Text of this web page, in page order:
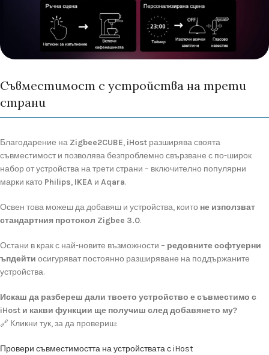
Съвместимост с устройства на трети
страни
Благодарение на Zigbee2CUBE, iHost разширявасвоята
съвместимост и позволява безпроблемно свързване с по-широк
наборотустройства натрети страни – включително популярни
марки като Philips, IKEA и Aqara.
Освен това можешдадобавяш и устройства, които не използват
стандартния протокол Zigbee 3.0.
Остани в кракс най-новите възможности – редовнитесофтуерни
ъпдейти осигуряват постоянно разширяване на поддържаните
устройства.
Искаш да разбереш дали твоето устройство есъвместимо с
iHost и какви функции ще получиш следдобавянето му?
🔗 Кликни тук,зада провериш:
Провери съвместимостта наустройстватасiHost